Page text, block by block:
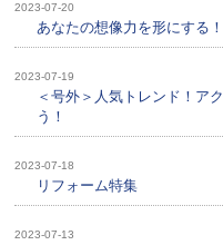
2023-07-20
あなたの想像力を形にする
2023-07-19
＜号外＞人気トレンド！ア
う！
2023-07-18
リフォーム特集
2023-07-13